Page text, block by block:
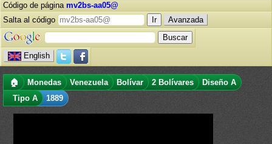
Código de página mv2bs-aa05@
Salta al código
Avanzada
English
🏠 Monedas Venezuela Bolívar 2 Bolívares
Diseño A
Tipo A
1889